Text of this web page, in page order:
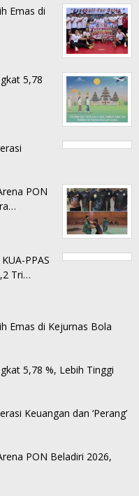
Emas di
5,78
PON
PPAS
Tri…
Emas di Kejurnas Bola
5,78 %, Lebih Tinggi
Keuangan dan ‘Perang’
PON Beladiri 2026,